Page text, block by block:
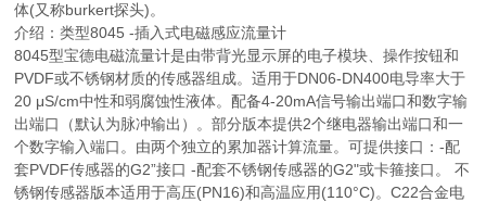
体(又称burkert探头)。
介绍：类型8045 -插入式电磁感应流量计
8045型宝德电磁流量计是由带背光显示屏的电子模块、操作按钮和
PVDF或不锈钢材质的传感器组成。适用于DN06-DN400电导率大于
20 μS/cm中性和弱腐蚀性液体。配备4-20mA信号输出端口和数字输
出端口（默认为脉冲输出）。部分版本提供2个继电器输出端口和一
个数字输入端口。由两个独立的累加器计算流量。可提供接口：-配
套PVDF传感器的G2”接口 -配套不锈钢传感器的G2"或卡箍接口。 不
锈钢传感器版本适用于高压(PN16)和高温应用(110°C)。C22合金电